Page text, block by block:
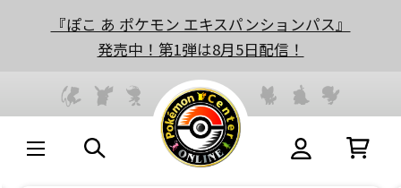
『ぽこ あ ポケモン エキスパンションパス』
発売中！第1弾は8月5日配信！